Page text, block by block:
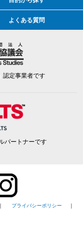
よくある質問
認定事業者です
パートナーです
｜ プライバシーポリシー
｜